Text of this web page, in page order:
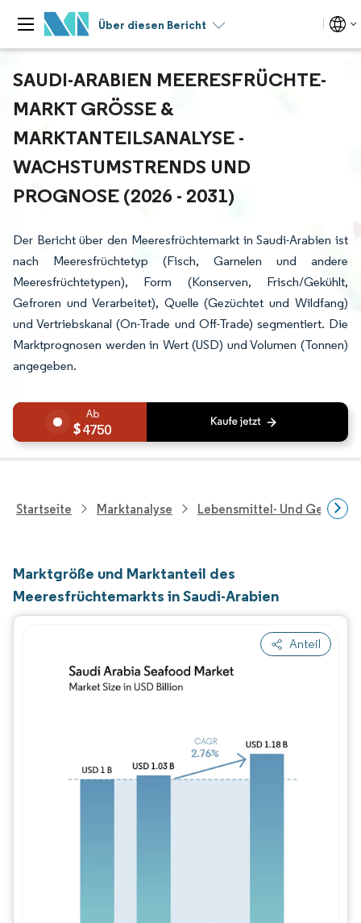
Über diesen Bericht
SAUDI-ARABIEN MEERESFRÜCHTE-
MARKT GRÖSSE & M
ARKTANTEILSANALYSE - W
ACHSTUMSTRENDS UND P
ROGNOSE (2026 - 2031)
Der Bericht über den Meeresfrüchtemarkt in Saudi-Arabien ist
nach Meeresfrüchtetyp (Fisch, Garnelen und andere
Meeresfrüchtetypen), Form (Konserven, Frisch/Gekühlt,
Gefroren und Verarbeitet), Quelle (Gezüchtet und Wildfang)
und Vertriebskanal (On-Trade und Off-Trade) segmentiert. Die
Marktprognosen werden in Wert (USD) und Volumen (Tonnen)
angegeben.
4750
Startseite Marktanalyse Lebensmittel- Und
Marktgröße und Marktanteil des
Meeresfrüchtemarkts in Saudi-Arabien
Anteil